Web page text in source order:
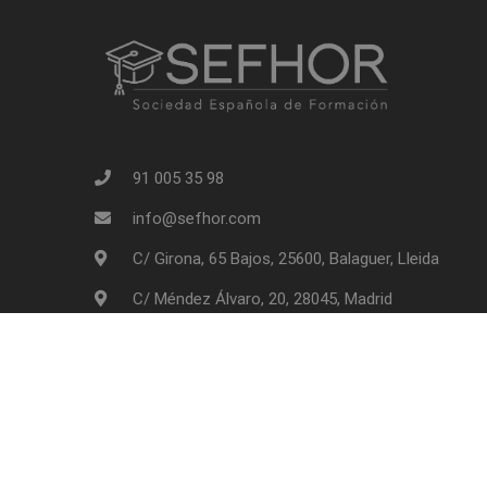
91 005 35 98
info@sefhor.com
C/ Girona, 65 Bajos, 25600, Balaguer, Lleida
C/ Méndez Álvaro, 20, 28045, Madrid